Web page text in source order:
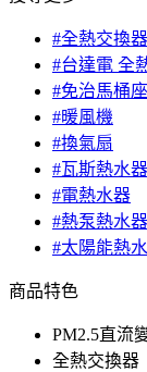
#全熱交換器
#台達電 全
#免治馬桶座
#暖風機
#換氣扇
#瓦斯熱水器
#電熱水器
#熱泵熱水器
#太陽能熱
商品特色
PM2.5直流
全熱交換器